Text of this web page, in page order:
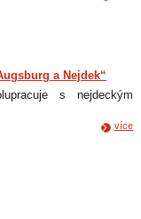
a Nejdek“
s nejdeckým
více